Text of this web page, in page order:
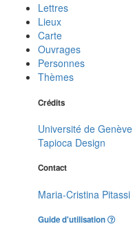
Lettres
Lieux
Carte
Ouvrages
Personnes
Thèmes
Crédits
Université de Genève
Tapioca Design
Contact
Maria-Cristina Pitassi
Guide d'utilisation